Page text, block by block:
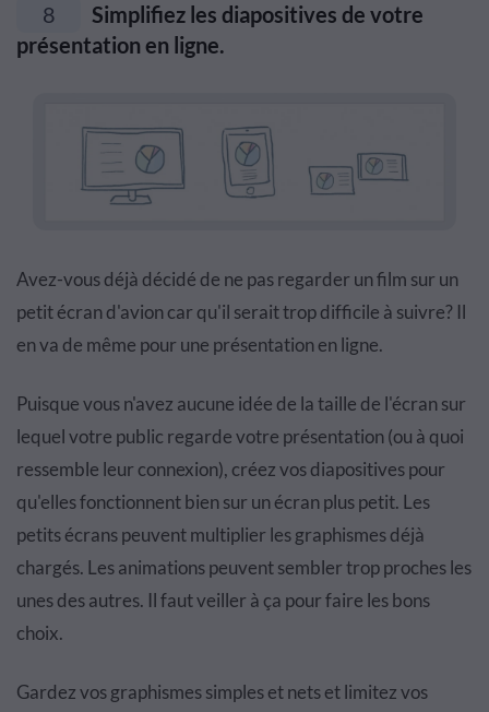
8
Simplifiez les diapositives de votre
présentation en ligne.
Avez-vous déjà décidé de ne pas regarder un film sur un
petit écran d'avion car qu'il serait trop difficile à suivre? Il
en va de même pour une présentation en ligne.
Puisque vous n'avez aucune idée de la taille de l'écran sur
lequel votre public regarde votre présentation (ou à quoi
ressemble leur connexion), créez vos diapositives pour
qu'elles fonctionnent bien sur un écran plus petit. Les
petits écrans peuvent multiplier les graphismes déjà
chargés. Les animations peuvent sembler trop proches les
unes des autres. Il faut veiller à ça pour faire les bons
choix.
Gardez vos graphismes simples et nets et limitez vos